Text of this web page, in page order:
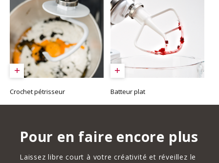
Crochet pétrisseur Batteur plat
Pour en faire encore plus
Laissez libre court à votre créativité et réveillez le